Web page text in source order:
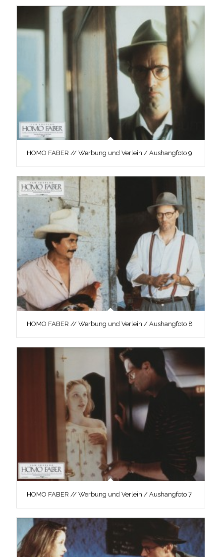
HOMO FABER // Werbung und Verleih / Aushangfoto 9
HOMO FABER // Werbung und Verleih / Aushangfoto 8
HOMO FABER // Werbung und Verleih / Aushangfoto 7